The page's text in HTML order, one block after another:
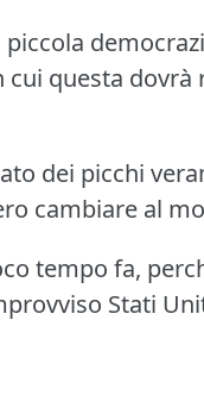
questa
dei picchi
cambiare al
tempo fa,
Stati